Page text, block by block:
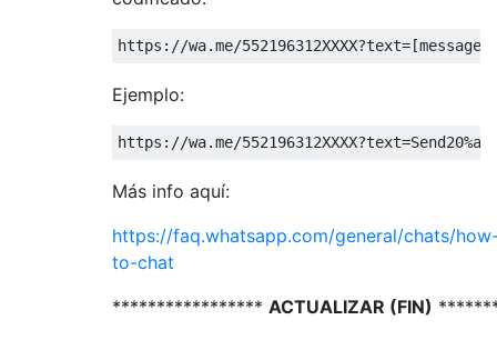
https : //wa.me/
Ejemplo:
https : //wa.me/
Más info aquí:
https://faq.whatsapp.com/general/chats/
to-chat
***************** ACTUALIZAR (FIN)